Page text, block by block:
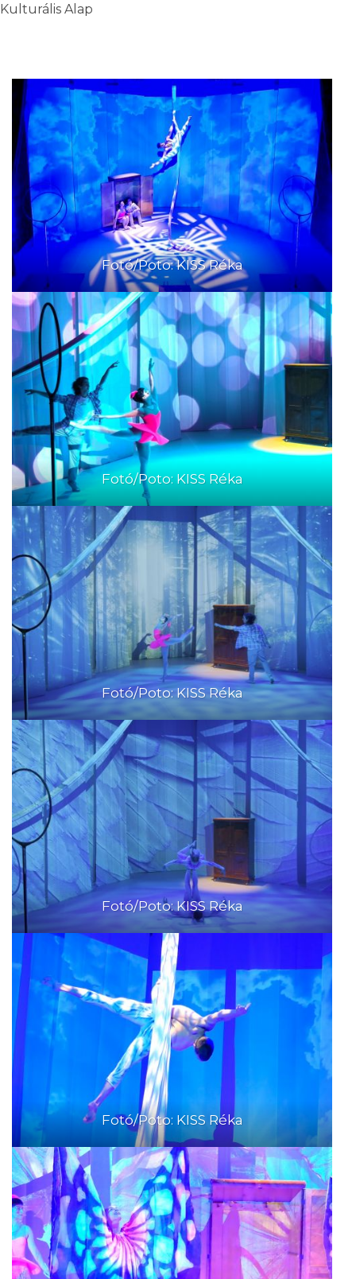
Kulturális Alap
Fotó/Poto: KISS Réka
Fotó/Poto: KISS Réka
Fotó/Poto: KISS Réka
Fotó/Poto: KISS Réka
Fotó/Poto: KISS Réka